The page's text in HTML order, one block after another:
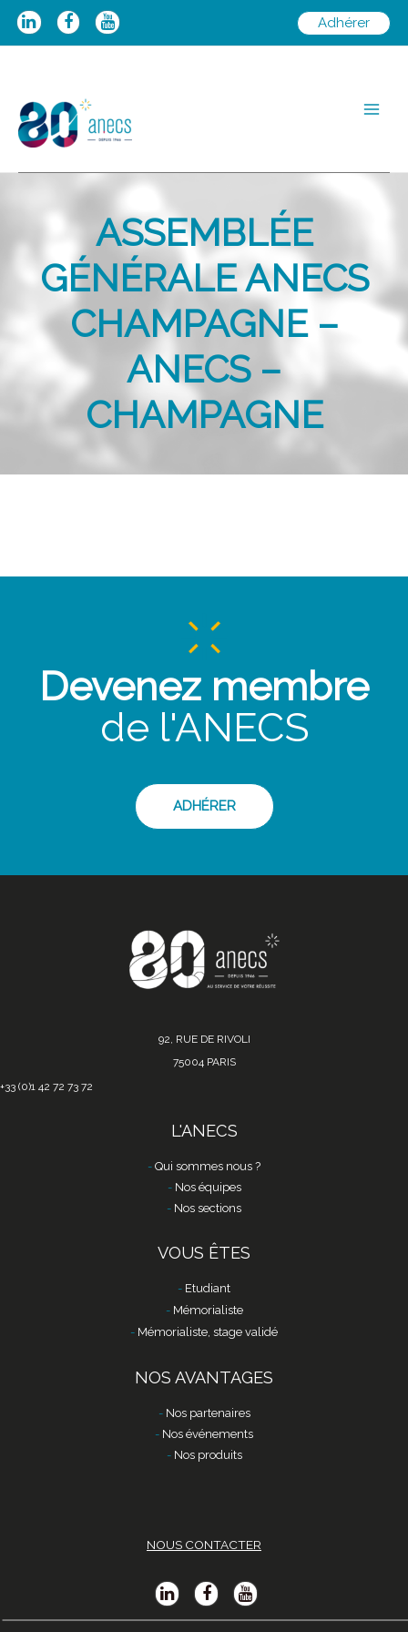
Aller
Adhérer
ASSEMBLÉE
GÉNÉRALE ANECS
CHAMPAGNE –
ANECS –
CHAMPAGNE
Devenez membre
de l'ANECS
ADHÉRER
92, RUE DE RIVOLI
75004 PARIS
+33 (0)1 42 72 73 72
L'ANECS
Qui sommes nous ?
Nos équipes
Nos sections
VOUS ÊTES
Etudiant
Mémorialiste
Mémorialiste, stage validé
NOS AVANTAGES
Nos partenaires
Nos événements
Nos produits
NOUS CONTACTER